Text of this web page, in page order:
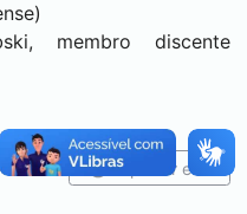
membro discente
Reportar erro